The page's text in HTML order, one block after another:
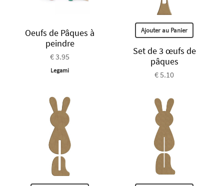
Oeufs de Pâques à
peindre
€ 3.95
Legami
Ajouter au Panier
Set de 3 œufs de
pâques
€ 5.10